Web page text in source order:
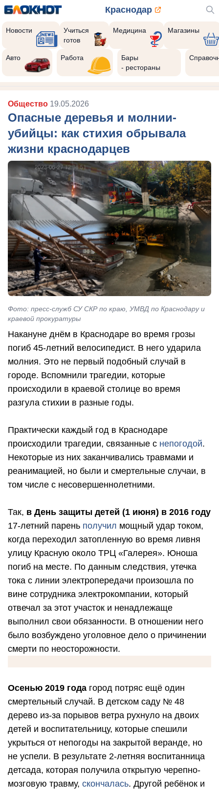
Краснодар
Новости
Учиться
готов
Медицина Магазины
Авто Работа
Бары
- рестораны
Общество 19.05.2026
Опасные деревья и молнии-
убийцы: как стихия обрывала
жизни краснодарцев
Фото: пресс-служб СУ СКР по краю, УМВД по Краснодару и
краевой прокуратуры
Накануне днём в Краснодаре во время грозы
погиб 45-летний велосипедист. В него ударила
молния. Это не первый подобный случай в
городе. Вспомнили трагедии, которые
происходили в краевой столице во время
разгула стихии в разные годы.
Практически каждый год в Краснодаре
происходили трагедии, связанные с непогодой.
Некоторые из них заканчивались травмами и
реанимацией, но были и смертельные случаи, в
том числе с несовершеннолетними.
Так, в День защиты детей (1 июня) в 2016 году
17-летний парень получил мощный удар током,
когда переходил затопленную во время ливня
улицу Красную около ТРЦ «Галерея». Юноша
погиб на месте. По данным следствия, утечка
тока с линии электропередачи произошла по
вине сотрудника электрокомпании, который
отвечал за этот участок и ненадлежаще
выполнил свои обязанности. В отношении него
было возбуждено уголовное дело о причинении
смерти по неосторожности.
Осенью 2019 года город потряс ещё один
смертельный случай. В детском саду № 48
дерево из-за порывов ветра рухнуло на двоих
детей и воспитательницу, которые спешили
укрыться от непогоды на закрытой веранде, но
не успели. В результате 2-летняя воспитанница
детсада, которая получила открытую черепно-
мозговую травму, скончалась. Другой ребёнок и